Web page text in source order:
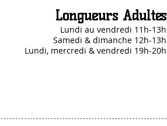
Longueurs Adultes
Lundi au vendredi 11h-13h
Samedi & dimanche 12h-13h
Lundi, mercredi & vendredi 19h-20h